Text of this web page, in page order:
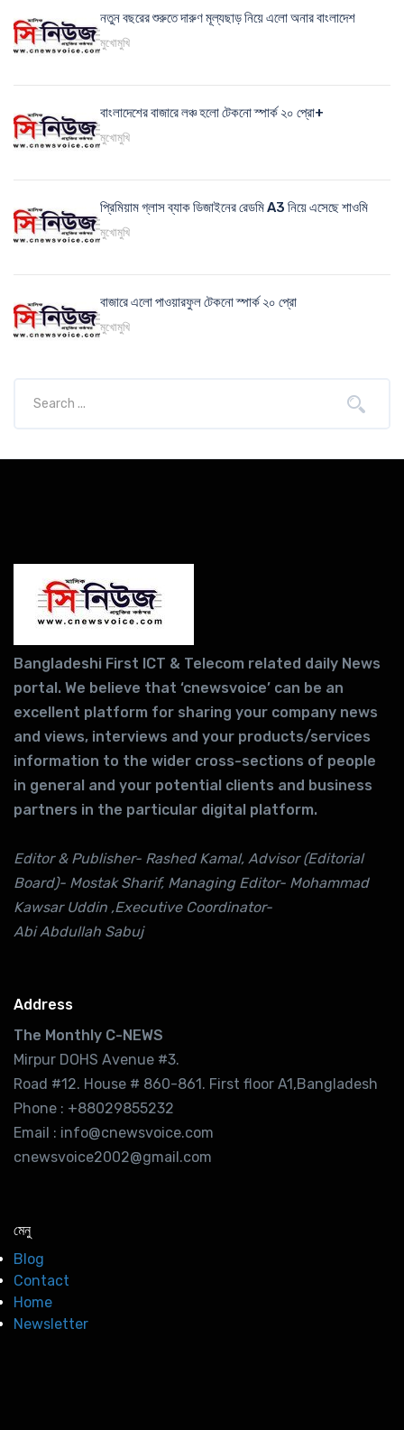
নতুন বছরের শুরুতে দারুণ মূল্যছাড় নিয়ে এলো অনার বাংলাদেশ
মুখোমুখি
বাংলাদেশের বাজারে লঞ্চ হলো টেকনো স্পার্ক ২০ প্রো+
মুখোমুখি
প্রিমিয়াম গ্লাস ব্যাক ডিজাইনের রেডমি A3 নিয়ে এসেছে শাওমি
মুখোমুখি
বাজারে এলো পাওয়ারফুল টেকনো স্পার্ক ২০ প্রো
মুখোমুখি
Bangladeshi First ICT & Telecom related daily News
portal. We believe that ‘cnewsvoice’ can be an
excellent platform for sharing your company news
and views, interviews and your products/services
information to the wider cross-sections of people
in general and your potential clients and business
partners in the particular digital platform.
Editor & Publisher- Rashed Kamal, Advisor (Editorial
Board)- Mostak Sharif, Managing Editor- Mohammad
Kawsar Uddin ,Executive Coordinator-
Abi Abdullah Sabuj
Address
The Monthly C-NEWS
Mirpur DOHS Avenue #3.
Road #12. House # 860-861. First floor A1,Bangladesh
Phone : +88029855232
Email : info@cnewsvoice.com
cnewsvoice2002@gmail.com
মেনু
Blog
Contact
Home
Newsletter